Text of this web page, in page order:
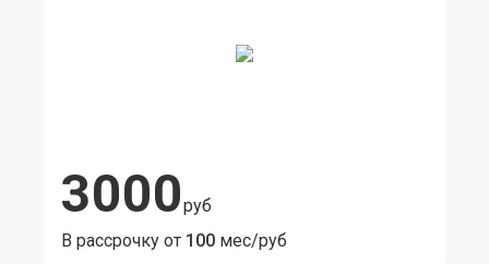
3000руб
В рассрочку от 100 мес/руб